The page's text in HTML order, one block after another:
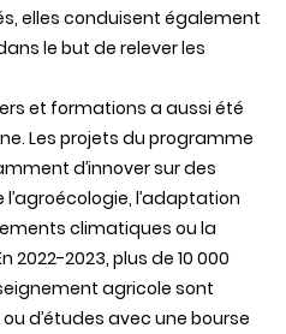
elles conduisent également
le but de relever les
et formations a aussi été
Les projets du programme
d’innover sur des
l’adaptation
climatiques ou la
2022-2023, plus de 10 000
agricole sont
d’études avec une bourse